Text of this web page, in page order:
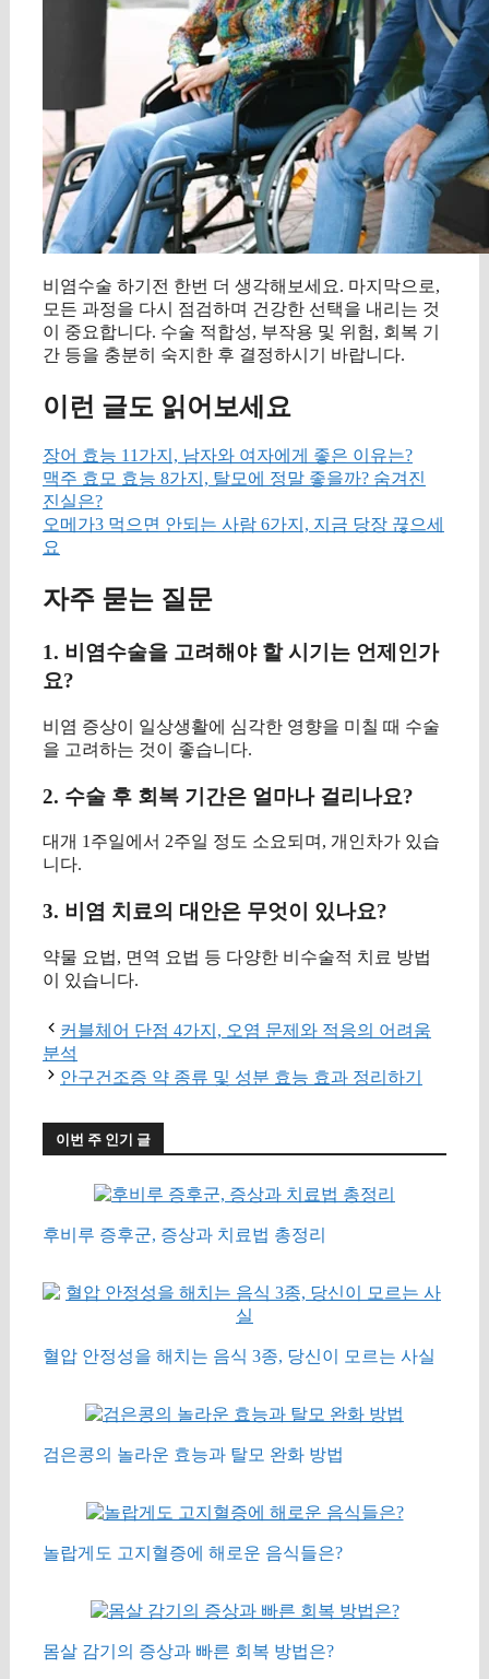
비염수술 하기전 한번 더 생각해보세요. 마지막으로,
모든 과정을 다시 점검하며 건강한 선택을 내리는 것
이 중요합니다. 수술 적합성, 부작용 및 위험, 회복 기
간 등을 충분히 숙지한 후 결정하시기 바랍니다.
이런 글도 읽어보세요
장어 효능 11가지, 남자와 여자에게 좋은 이유는?
맥주 효모 효능 8가지, 탈모에 정말 좋을까? 숨겨진
진실은?
오메가3 먹으면 안되는 사람 6가지, 지금 당장 끊으세
요
자주 묻는 질문
1. 비염수술을 고려해야 할 시기는 언제인가
요?
비염 증상이 일상생활에 심각한 영향을 미칠 때 수술
을 고려하는 것이 좋습니다.
2. 수술 후 회복 기간은 얼마나 걸리나요?
대개 1주일에서 2주일 정도 소요되며, 개인차가 있습
니다.
3. 비염 치료의 대안은 무엇이 있나요?
약물 요법, 면역 요법 등 다양한 비수술적 치료 방법
이 있습니다.
커블체어 단점 4가지, 오염 문제와 적응의 어려움
분석
안구건조증 약 종류 및 성분 효능 효과 정리하기
이번 주 인기 글
후비루 증후군, 증상과 치료법 총정리
혈압 안정성을 해치는 음식 3종, 당신이 모르는 사실
검은콩의 놀라운 효능과 탈모 완화 방법
놀랍게도 고지혈증에 해로운 음식들은?
몸살 감기의 증상과 빠른 회복 방법은?